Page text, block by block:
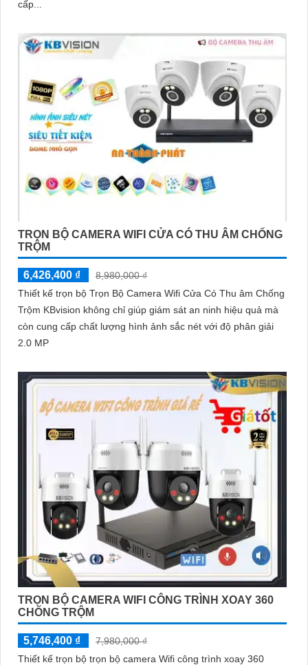
cấp...
TRỌN BỘ CAMERA WIFI CỬA CÓ THU ÂM CHỐNG
TRỘM
6,426,400 ₫
8,980,000 ₫
Thiết kế trọn bộ Trọn Bộ Camera Wifi Cửa Có Thu âm Chống
Trộm KBvision không chỉ giúp giám sát an ninh hiệu quả mà
còn cung cấp chất lượng hình ảnh sắc nét với độ phân giải
2.0 MP
TRỌN BỘ CAMERA WIFI CÔNG TRÌNH XOAY 360
CHỐNG TRỘM
5,746,400 ₫
7,980,000 ₫
Thiết kế trọn bộ trọn bộ camera Wifi công trình xoay 360